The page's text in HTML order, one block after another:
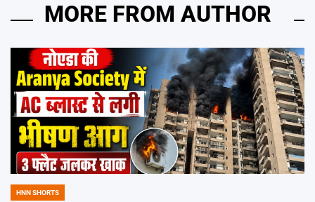
MORE FROM AUTHOR
POSTED
HNN SHORTS